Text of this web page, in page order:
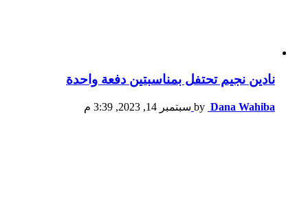
نادين نجيم تحتفل بمناسبتين دفعة واحدة
by Dana Wahiba سبتمبر 14, 2023, 3:39 م